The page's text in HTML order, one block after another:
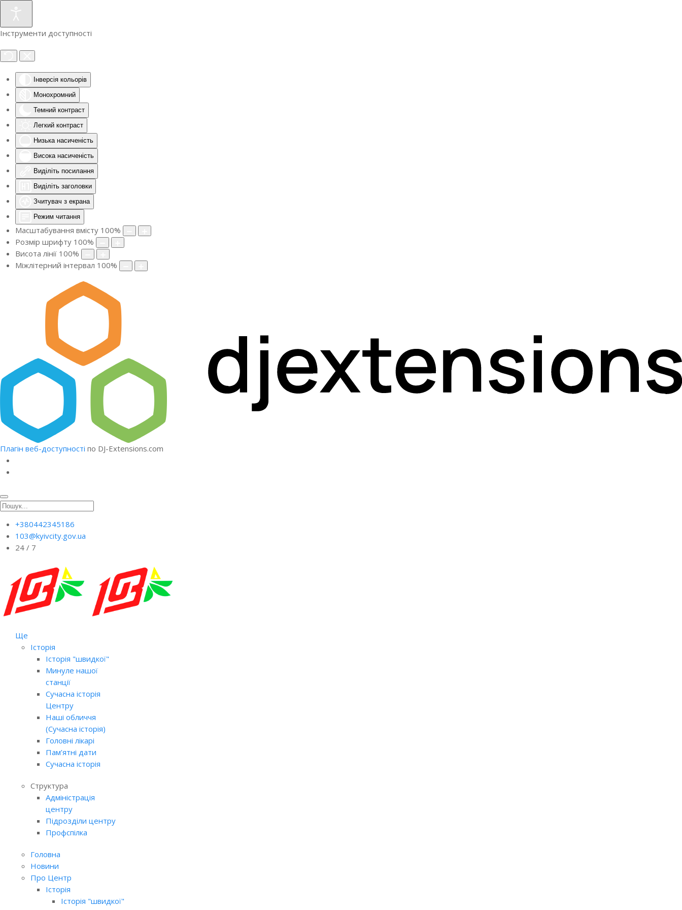
Інструменти доступності
Інверсія кольорів
Монохромний
Темний контраст
Легкий контраст
Низька насиченість
Висока насиченість
Виділіть посилання
Виділіть заголовки
Зчитувач з екрана
Режим читання
Масштабування вмісту 100%
Розмір шрифту 100%
Висота лінії 100%
Міжлітерний інтервал 100%
Плагін веб-доступності по DJ-Extensions.com
+380442345186
103@kyivcity.gov.ua
24 / 7
Ще
Історія
Історія "швидкої"
Минуле нашої
станції
Сучасна історія
Центру
Наші обличчя
(Сучасна історія)
Головні лікарі
Пам’ятні дати
Сучасна історія
Структура
Адміністрація
центру
Підрозділи центру
Профспілка
Головна
Новини
Про Центр
Історія
Історія "швидкої"